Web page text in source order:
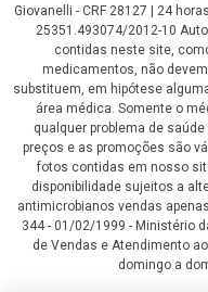
Giovanelli - CRF 28127 | 24
25351.493074/2012-10
contidas neste site,
medicamentos, não
substituem, em hipótese
área médica. Somente o
qualquer problema de
preços e as promoções são
fotos contidas em nosso
disponibilidade sujeitos a
antimicrobianos vendas
344 - 01/02/1999 - Ministério
de Vendas e Atendimento
domingo a